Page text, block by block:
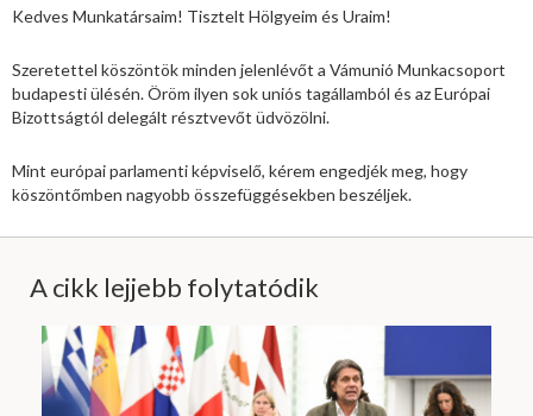
Kedves Munkatársaim! Tisztelt Hölgyeim és Uraim!
Szeretettel köszöntök minden jelenlévőt a Vámunió Munkacsoport
budapesti ülésén. Öröm ilyen sok uniós tagállamból és az Európai
Bizottságtól delegált résztvevőt üdvözölni.
Mint európai parlamenti képviselő, kérem engedjék meg, hogy
köszöntőmben nagyobb összefüggésekben beszéljek.
A cikk lejjebb folytatódik